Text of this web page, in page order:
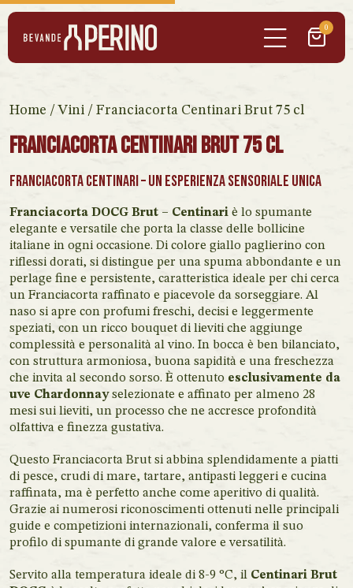
0
Home /Vini / Franciacorta Centinari Brut 75 cl
Franciacorta Centinari Brut 75 cl
Franciacorta Centinari – Un esperienza sensoriale unica
Franciacorta DOCG Brut – Centinari è lo spumante
elegante e versatile che porta la classe delle bollicine
italiane in ogni occasione. Di colore giallo paglierino con
riflessi dorati, si distingue per una spuma abbondante e un
perlage fine e persistente, caratteristica ideale per chi cerca
un Franciacorta raffinato e piacevole da sorseggiare. Al
naso si apre con profumi freschi, decisi e leggermente
speziati, con un ricco bouquet di lieviti che aggiunge
complessità e personalità al vino. In bocca è ben bilanciato,
con struttura armoniosa, buona sapidità e una freschezza
che invita al secondo sorso. È ottenuto esclusivamente da
uve Chardonnayselezionate e affinato per almeno 28
mesi sui lieviti, un processo che ne accresce profondità
olfattiva e finezza gustativa.
Questo Franciacorta Brut si abbina splendidamente a piatti
di pesce, crudi di mare, tartare, antipasti leggeri e cucina
raffinata, ma è perfetto anche come aperitivo di qualità.
Grazie ai numerosi riconoscimenti ottenuti nelle principali
guide e competizioni internazionali, conferma il suo
profilo di spumante di grande valore e versatilità.
Servito alla temperatura ideale di 8-9 °C, il Centinari Brut